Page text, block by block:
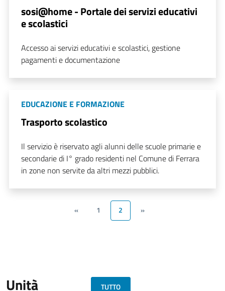
sosi@home - Portale dei servizi educativi
e scolastici
Accesso ai servizi educativi e scolastici, gestione
pagamenti e documentazione
EDUCAZIONE E FORMAZIONE
Trasporto scolastico
Il servizio è riservato agli alunni delle scuole primarie e
secondarie di I° grado residenti nel Comune di Ferrara
in zone non servite da altri mezzi pubblici.
« 1 2 »
Unità
TUTTO